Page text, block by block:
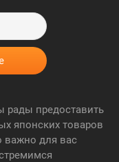
рады предоставить
японских товаров
для вас